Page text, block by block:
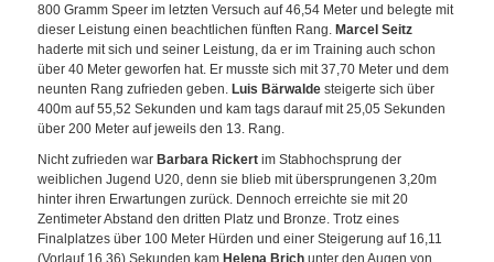
800 Gramm Speer im letzten Versuch auf 46,54 Meter und belegte mit
dieser Leistung einen beachtlichen fünften Rang. Marcel Seitz
haderte mit sich und seiner Leistung, da er im Training auch schon
über 40 Meter geworfen hat. Er musste sich mit 37,70 Meter und dem
neunten Rang zufrieden geben. Luis Bärwalde steigerte sich über
400m auf 55,52 Sekunden und kam tags darauf mit 25,05 Sekunden
über 200 Meter auf jeweils den 13. Rang.
Nicht zufrieden war Barbara Rickert im Stabhochsprung der
weiblichen Jugend U20, denn sie blieb mit übersprungenen 3,20m
hinter ihren Erwartungen zurück. Dennoch erreichte sie mit 20
Zentimeter Abstand den dritten Platz und Bronze. Trotz eines
Finalplatzes über 100 Meter Hürden und einer Steigerung auf 16,11
(Vorlauf 16,36) Sekunden kam Helena Brich unter den Augen von